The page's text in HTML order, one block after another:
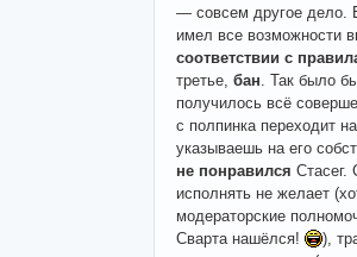
— совсем другое дело.
имел все возможности
соответствии с
третье, бан . Так было
получилось всё
с полпинка переходит
указываешь на его
не понравился Стасег.
исполнять не желает
модераторские
Сварта нашёлся!
),